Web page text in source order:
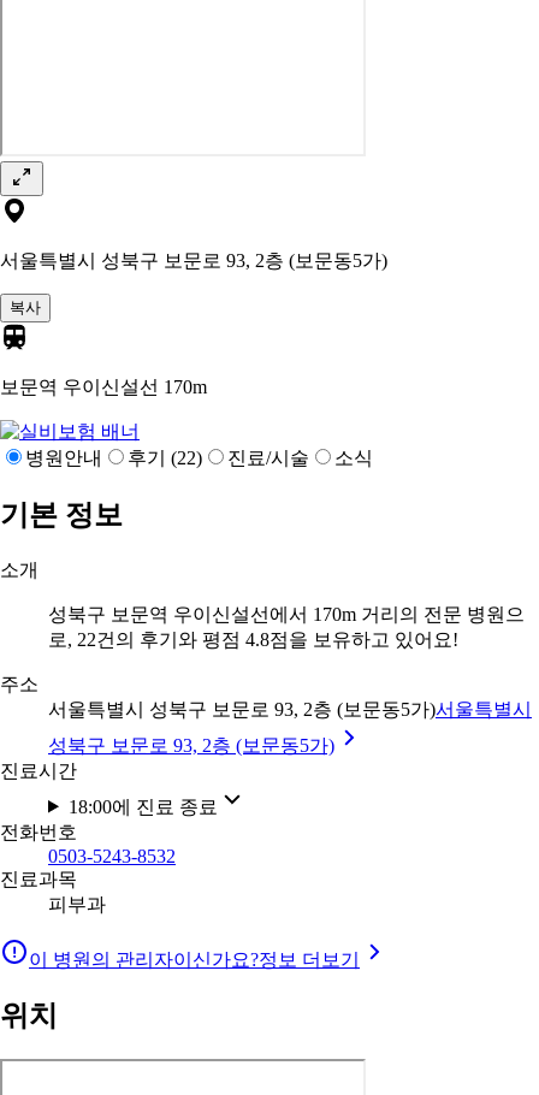
서울특별시 성북구 보문로 93, 2층 (보문동5가)
복사
보문역 우이신설선 170m
병원안내 후기 (22) 진료/시술 소식
기본 정보
소개
성북구 보문역 우이신설선에서 170m 거리의 전문 병원으
로, 22건의 후기와 평점 4.8점을 보유하고 있어요!
주소
서울특별시 성북구 보문로 93, 2층 (보문동5가)서울특별시
성북구 보문로 93, 2층 (보문동5가)
진료시간
18:00에 진료 종료
전화번호
0503-5243-8532
진료과목
피부과
이 병원의 관리자이신가요?정보 더보기
위치